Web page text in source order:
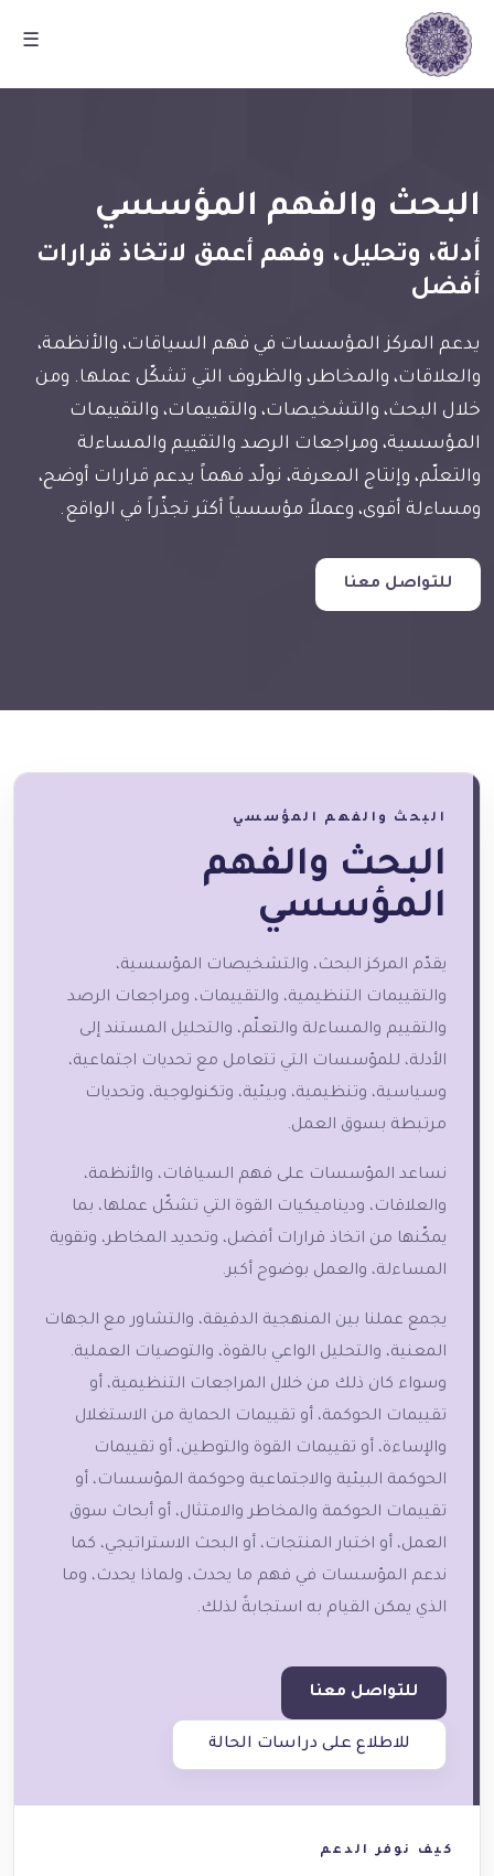
☰
البحث والفهم المؤسسي
أدلة، وتحليل، وفهم أعمق لاتخاذ قرارات
أفضل
يدعم المركز المؤسسات في فهم السياقات، والأنظمة،
والعلاقات، والمخاطر، والظروف التي تشكّل عملها. ومن
خلال البحث، والتشخيصات، والتقييمات، والتقييمات
المؤسسية، ومراجعات الرصد والتقييم والمساءلة
والتعلّم، وإنتاج المعرفة، نولّد فهماً يدعم قرارات أوضح،
ومساءلة أقوى، وعملاً مؤسسياً أكثر تجذّراً في الواقع.
للتواصل معنا
البحث والفهم المؤسسي
البحث والفهم
المؤسسي
يقدّم المركز البحث، والتشخيصات المؤسسية،
والتقييمات التنظيمية، والتقييمات، ومراجعات الرصد
والتقييم والمساءلة والتعلّم، والتحليل المستند إلى
الأدلة، للمؤسسات التي تتعامل مع تحديات اجتماعية،
وسياسية، وتنظيمية، وبيئية، وتكنولوجية، وتحديات
مرتبطة بسوق العمل.
نساعد المؤسسات على فهم السياقات، والأنظمة،
والعلاقات، وديناميكيات القوة التي تشكّل عملها، بما
يمكّنها من اتخاذ قرارات أفضل، وتحديد المخاطر، وتقوية
المساءلة، والعمل بوضوح أكبر.
يجمع عملنا بين المنهجية الدقيقة، والتشاور مع الجهات
المعنية، والتحليل الواعي بالقوة، والتوصيات العملية.
وسواء كان ذلك من خلال المراجعات التنظيمية، أو
تقييمات الحوكمة، أو تقييمات الحماية من الاستغلال
والإساءة، أو تقييمات القوة والتوطين، أو تقييمات
الحوكمة البيئية والاجتماعية وحوكمة المؤسسات، أو
تقييمات الحوكمة والمخاطر والامتثال، أو أبحاث سوق
العمل، أو اختبار المنتجات، أو البحث الاستراتيجي، كما
ندعم المؤسسات في فهم ما يحدث، ولماذا يحدث، وما
الذي يمكن القيام به استجابةً لذلك.
للتواصل معنا
للاطلاع على دراسات الحالة
كيف نوفر الدعم